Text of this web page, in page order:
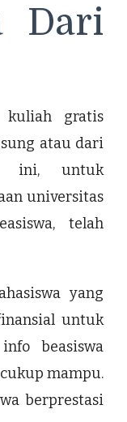
Dari
kuliah gratis
atau dari
ini, untuk
universitas
telah
yang
untuk
beasiswa
mampu.
berprestasi